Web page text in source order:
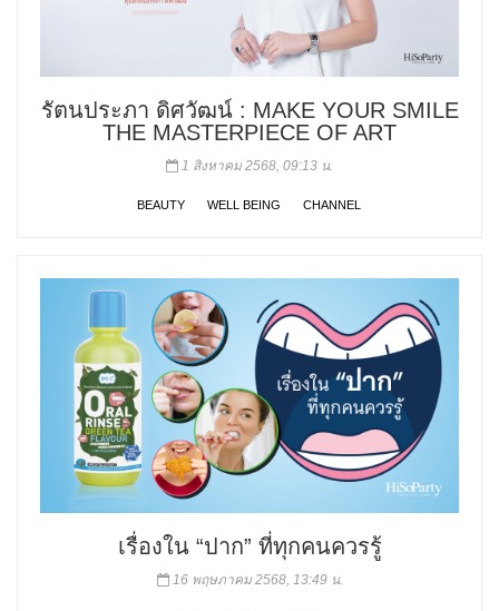
รัตนประภา ดิศวัฒน์ : MAKE YOUR SMILE
THE MASTERPIECE OF ART
1 สิงหาคม 2568, 09:13 น.
BEAUTY WELL BEING CHANNEL
เรื่องใน “ปาก” ที่ทุกคนควรรู้
16 พฤษภาคม 2568, 13:49 น.